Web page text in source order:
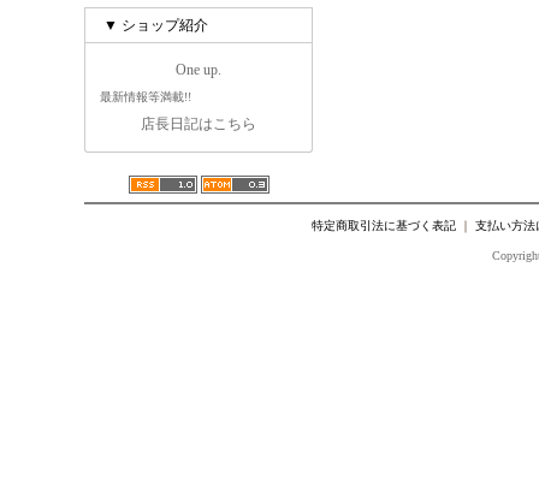
▼ ショップ紹介
One up.
最新情報等満載!!
店長日記はこちら
特定商取引法に基づく表記｜ 支払い方法